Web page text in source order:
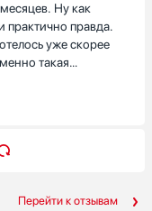
Ну как
практично правда.
уже скорее
такая
продавцу за то что
одну такую же
Перейти к отзывам